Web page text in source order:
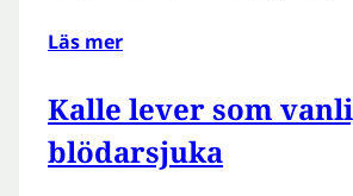
Läs mer
Kalle lever som
blödarsjuka